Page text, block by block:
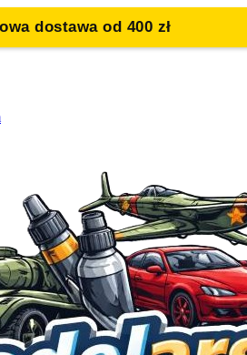
dostawa od 400 zł